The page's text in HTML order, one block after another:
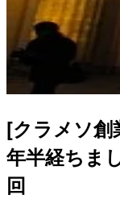
[クラメソ創
年半経ちま
回